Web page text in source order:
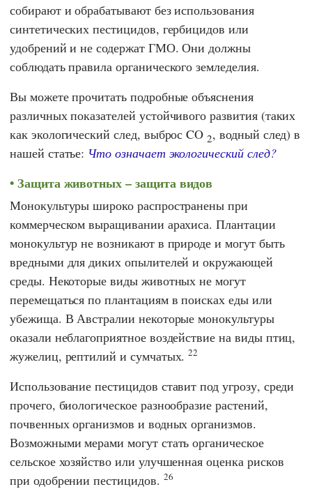
собирают и обрабатывают без использования
синтетических пестицидов, гербицидов или
удобрений и не содержат ГМО. Они должны
соблюдать правила органического земледелия.
Вы можете прочитать подробные объяснения
различных показателей устойчивого развития (таких
как экологический след, выброс CO2, водный след) в
нашей статье: Что означает экологический след?
Защита животных – защита видов
Монокультуры широко распространены при
коммерческом выращивании арахиса. Плантации
монокультур не возникают в природе и могут быть
вредными для диких опылителей и окружающей
среды. Некоторые виды животных не могут
перемещаться по плантациям в поисках еды или
убежища. В Австралии некоторые монокультуры
оказали неблагоприятное воздействие на виды птиц,
жужелиц, рептилий и сумчатых.22
Использование пестицидов ставит под угрозу, среди
прочего, биологическое разнообразие растений,
почвенных организмов и водных организмов.
Возможными мерами могут стать органическое
сельское хозяйство или улучшенная оценка рисков
при одобрении пестицидов. 26